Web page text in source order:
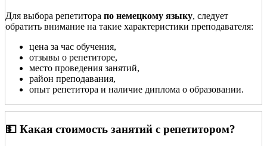
Для выбора репетитора по немецкому языку, следует
обратить внимание на такие характеристики преподавателя:
цена за час обучения,
отзывы о репетиторе,
место проведения занятий,
район преподавания,
опыт репетитора и наличие диплома о образовании.
💵 Какая стоимость занятий с репетитором?